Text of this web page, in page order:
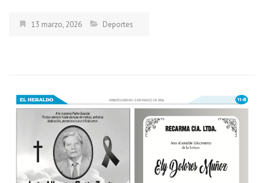
13 marzo, 2026 Deportes